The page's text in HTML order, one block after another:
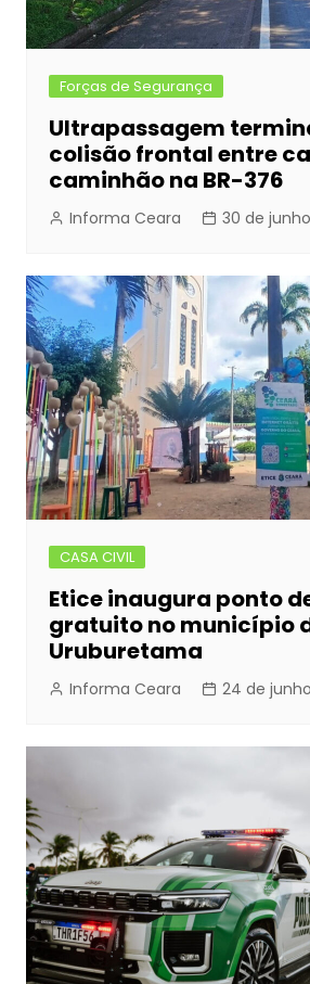
Forças de Segurança
Ultrapassagem
colisão frontal entre
caminhão na BR-376
Informa Ceara 30 de
CASA CIVIL
Etice inaugura ponto
gratuito no município
Uruburetama
Informa Ceara 24 de